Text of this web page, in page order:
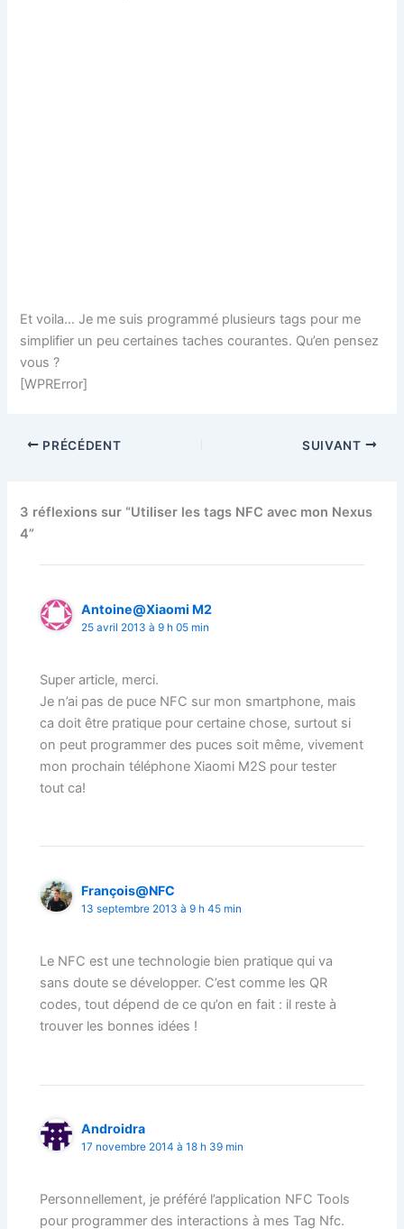
Et voila… Je me suis programmé plusieurs tags pour me
simplifier un peu certaines taches courantes. Qu’en pensez
vous ?
[WPRError]
PRÉCÉDENT SUIVANT
3 réflexions sur “Utiliser les tags NFC avec mon Nexus
4”
Antoine@Xiaomi M2
25 avril 2013 à 9 h 05 min
Super article, merci.
Je n’ai pas de puce NFC sur mon smartphone, mais
ca doit être pratique pour certaine chose, surtout si
on peut programmer des puces soit même, vivement
mon prochain téléphone Xiaomi M2S pour tester
tout ca!
François@NFC
13 septembre 2013 à 9 h 45 min
Le NFC est une technologie bien pratique qui va
sans doute se développer. C’est comme les QR
codes, tout dépend de ce qu’on en fait : il reste à
trouver les bonnes idées !
Androidra
17 novembre 2014 à 18 h 39 min
Personnellement, je préféré l’application NFC Tools
pour programmer des interactions à mes Tag Nfc.